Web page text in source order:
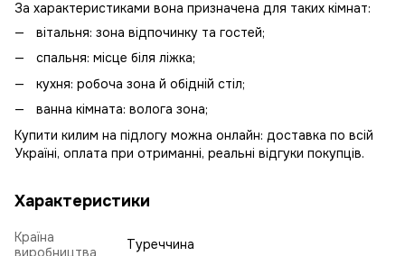
За характеристиками вона призначена для таких кімнат:
вітальня: зона відпочинку та гостей;
спальня: місце біля ліжка;
кухня: робоча зона й обідній стіл;
ванна кімната: волога зона;
Купити килим на підлогу можна онлайн: доставка по всій
Україні, оплата при отриманні, реальні відгуки покупців.
Характеристики
Країна
виробництва
Туреччина